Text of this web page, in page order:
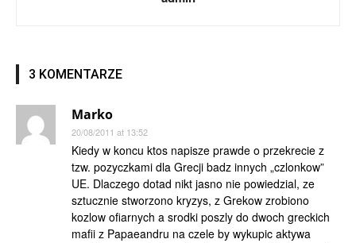
3 KOMENTARZE
Marko
20/08/2011 at 13:52
Kiedy w koncu ktos napisze prawde o przekrecie z
tzw. pozyczkami dla Grecji badz innych „czlonkow”
UE. Dlaczego dotad nikt jasno nie powiedzial, ze
sztucznie stworzono kryzys, z Grekow zrobiono
kozlow ofiarnych a srodki poszly do dwoch greckich
mafii z Papaeandru na czele by wykupic aktywa